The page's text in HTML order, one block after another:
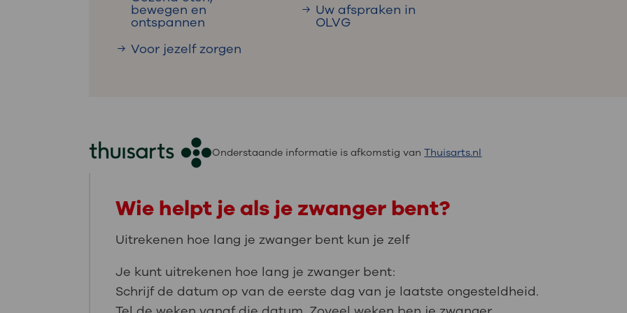
bewegen en
ontspannen
Voor jezelf zorgen
Uw afspraken in
OLVG
Onderstaande informatie is afkomstig vanThuisarts.nl
Wie helpt je als je zwanger bent?
Uitrekenen hoe lang je zwanger bent kun je zelf
Je kunt uitrekenen hoe lang je zwanger bent:
Schrijf de datum op van de eerste dag van je laatste ongesteldheid.